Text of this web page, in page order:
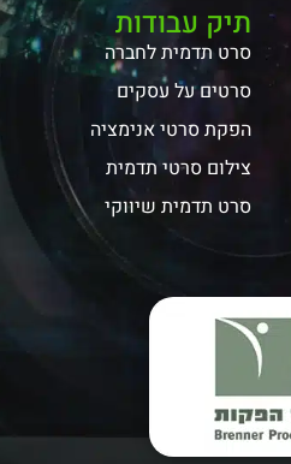
תיק עבודות
סרט תדמית לחברה
סרטים על עסקים
הפקת סרטי אנימציה
צילום סרטי תדמית
סרט תדמית שיווקי